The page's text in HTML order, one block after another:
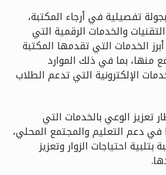
تفصيلية في أرجاء المكتبة،
والخدمات الرقمية التي
الخدمات التي تقدمها المكتبة
منها، بما في ذلك الموارد
الإلكترونية التي تدعم الطلاب
تعزيز الوعي بالخدمات التي
في دعم التعليم والمجتمع المحلي،
احتياجات الزوار وتعزيز
.